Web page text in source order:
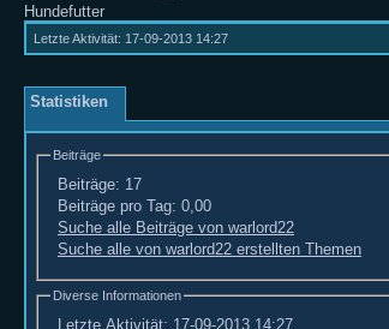
Hundefutter
Letzte Aktivität: 17-09-2013 14:27
Statistiken
Beiträge
Beiträge: 17
Beiträge pro Tag: 0,00
Suche alle Beiträge von warlord22
Suche alle von warlord22 erstellten Themen
Diverse Informationen
Letzte Aktivität: 17-09-2013 14:27